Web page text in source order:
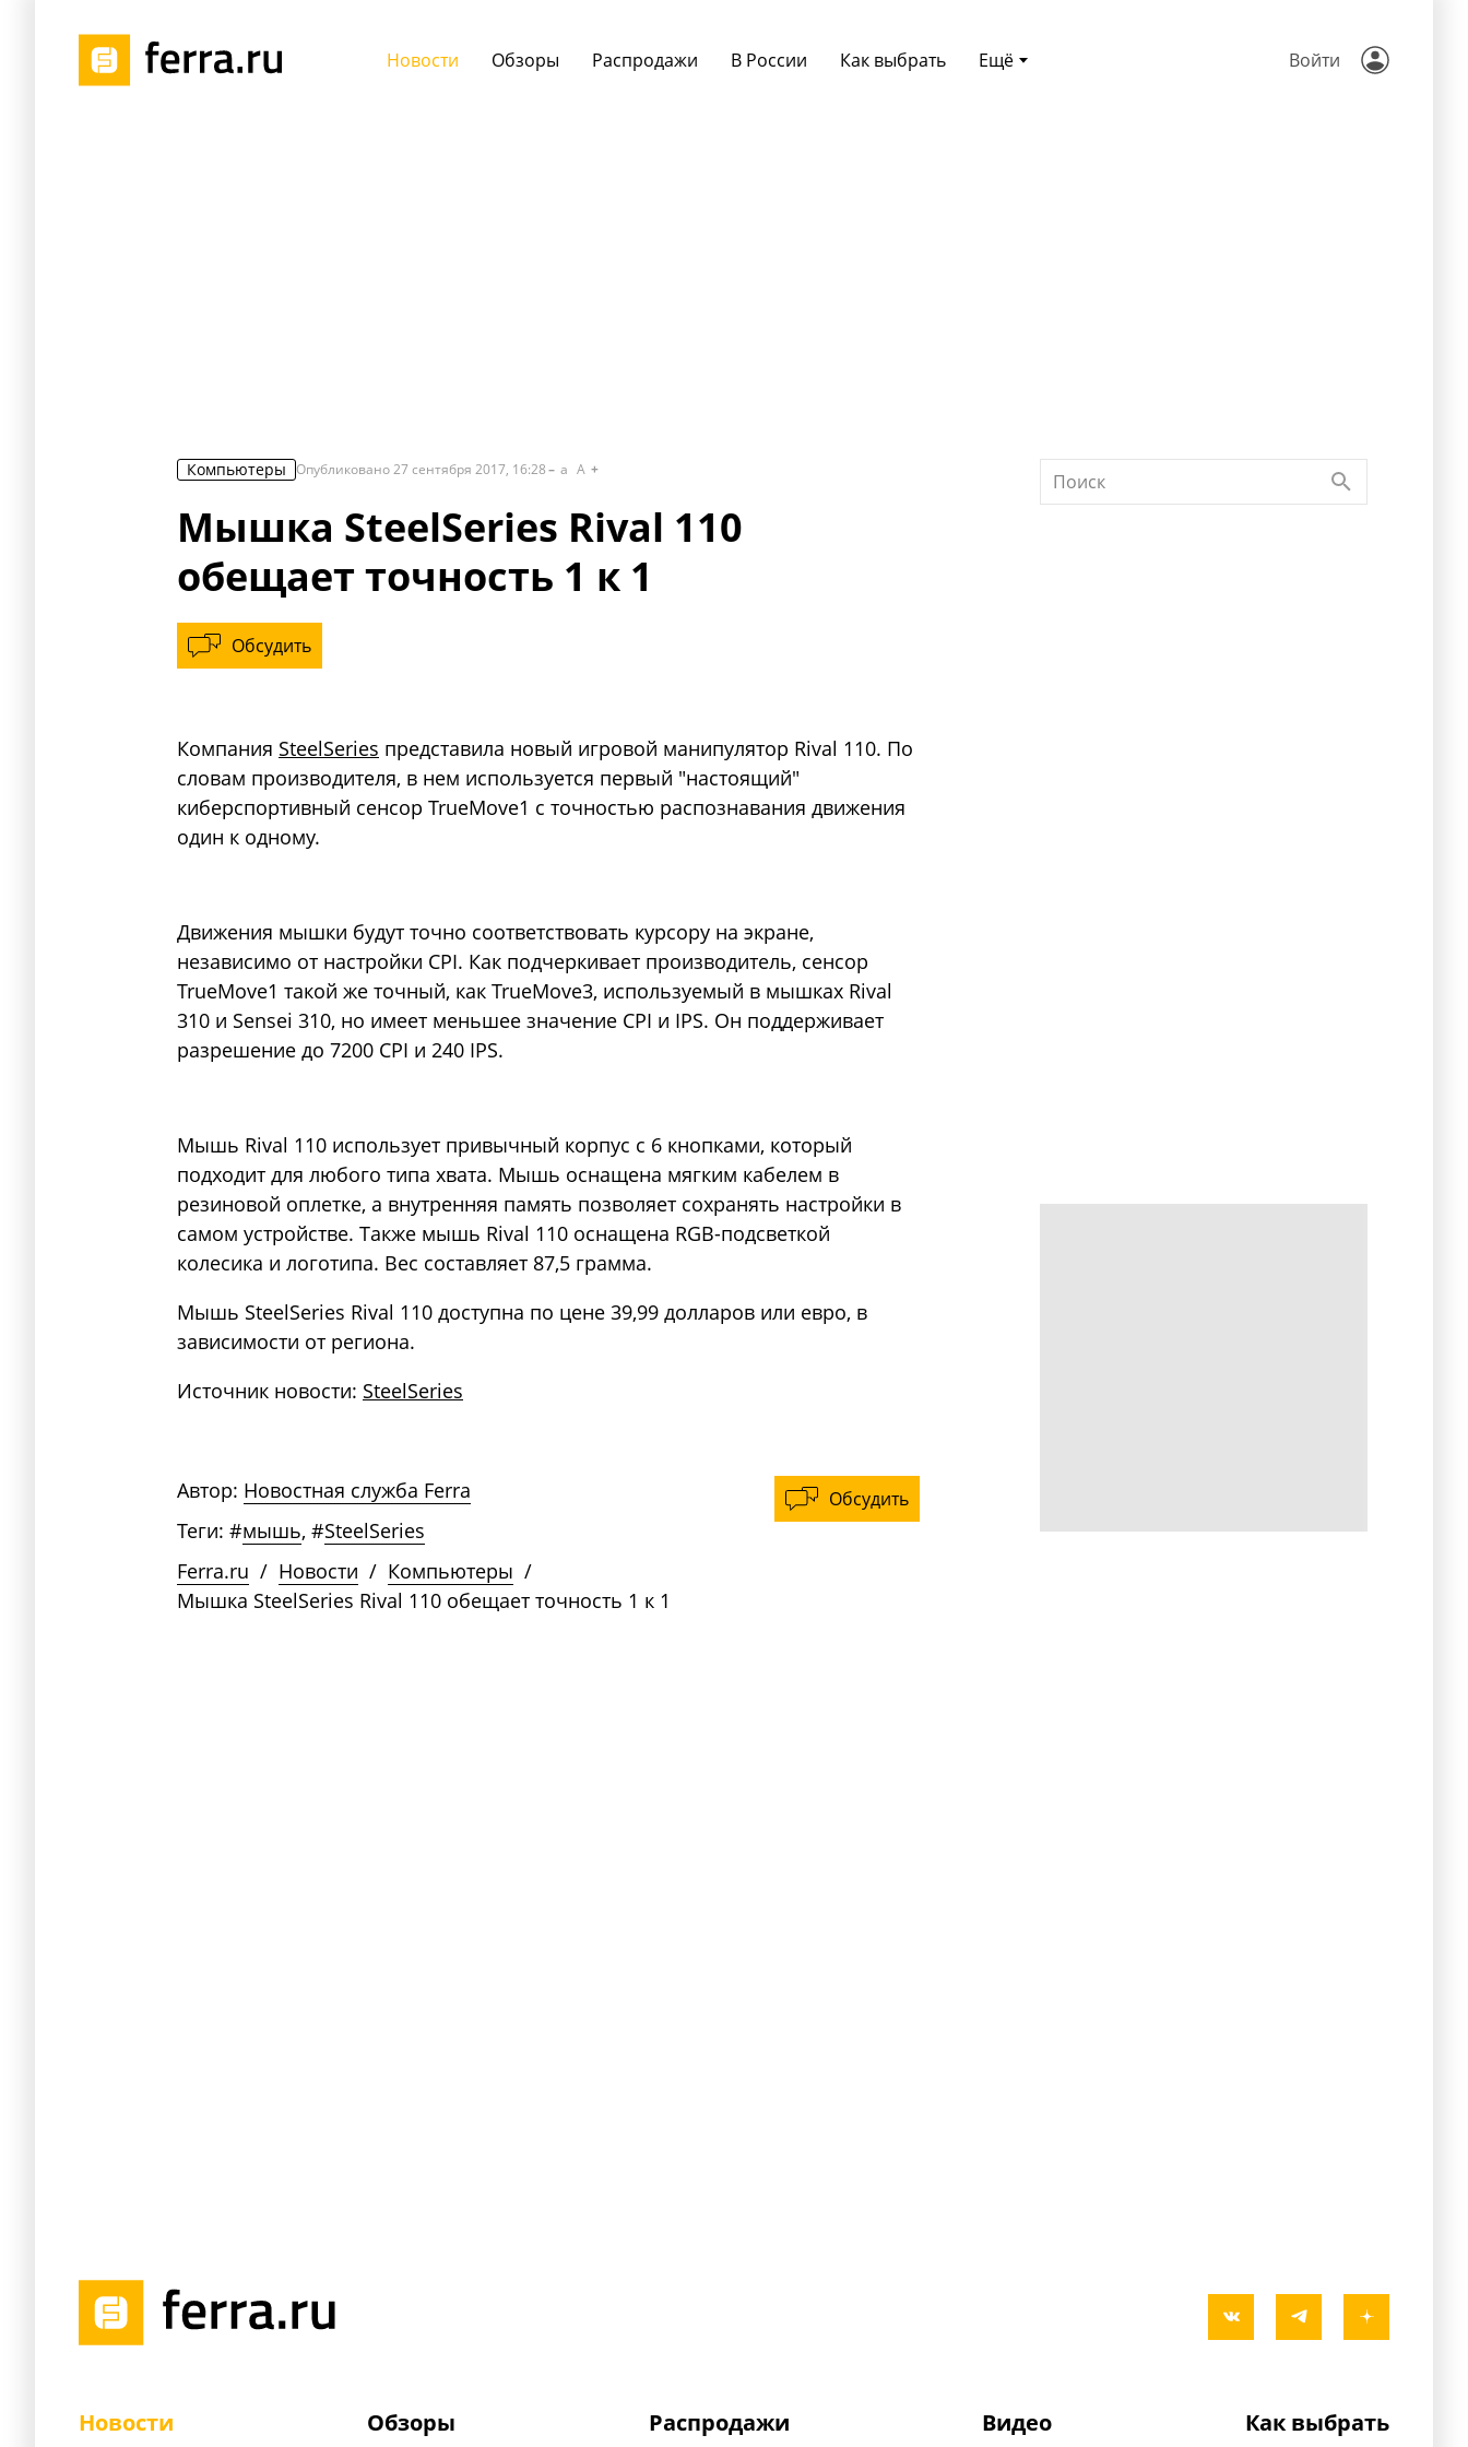
Ещё
Новости Обзоры Распродажи В России Как выбрать Войти
Компьютеры Опубликовано27 сентября 2017, 16:28 a A
Мышка SteelSeries Rival 110
обещает точность 1 к 1
Обсудить
Компания SteelSeries представила новый игровой манипулятор Rival 110. По
словам производителя, в нем используется первый "настоящий"
киберспортивный сенсор TrueMove1 с точностью распознавания движения
один к одному.
Движения мышки будут точно соответствовать курсору на экране,
независимо от настройки CPI. Как подчеркивает производитель, сенсор
TrueMove1 такой же точный, как TrueMove3, используемый в мышках Rival
310 и Sensei 310, но имеет меньшее значение CPI и IPS. Он поддерживает
разрешение до 7200 CPI и 240 IPS.
Мышь Rival 110 использует привычный корпус с 6 кнопками, который
подходит для любого типа хвата. Мышь оснащена мягким кабелем в
резиновой оплетке, а внутренняя память позволяет сохранять настройки в
самом устройстве. Также мышь Rival 110 оснащена RGB-подсветкой
колесика и логотипа. Вес составляет 87,5 грамма.
Мышь SteelSeries Rival 110 доступна по цене 39,99 долларов или евро, в
зависимости от региона.
Источник новости: SteelSeries
Обсудить
Автор: Новостная служба Ferra
Теги: #мышь, #SteelSeries
Ferra.ru / Новости / Компьютеры /
Мышка SteelSeries Rival 110 обещает точность 1 к 1
Новости Обзоры Распродажи Видео Как выбрать